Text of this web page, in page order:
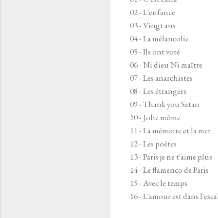
02 - L'enfance
03 - Vingt ans
04 - La mélancolie
05 - Ils ont voté
06 - Ni dieu Ni maître
07 - Les anarchistes
08 - Les étrangers
09 - Thank you Satan
10 - Jolie môme
11 - La mémoire et la mer
12 - Les poètes
13 - Paris je ne t'aime plus
14 - Le flamenco de Paris
15 - Avec le temps
16 - L'amour est dans